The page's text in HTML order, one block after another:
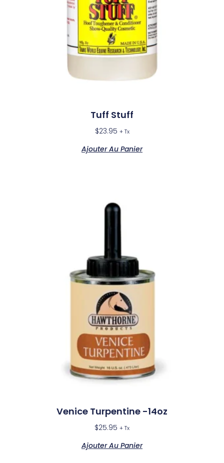
Tuff Stuff
$23.95 + Tx
Ajouter Au Panier
Venice Turpentine -14oz
$25.95 + Tx
Ajouter Au Panier